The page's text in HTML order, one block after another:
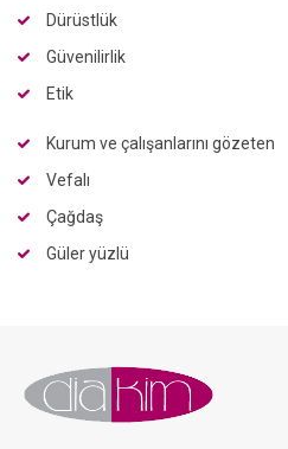
Dürüstlük
Güvenilirlik
Etik
Kurum ve çalışanlarını gözeten
Vefalı
Çağdaş
Güler yüzlü